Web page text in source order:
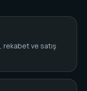
rekabet ve satış